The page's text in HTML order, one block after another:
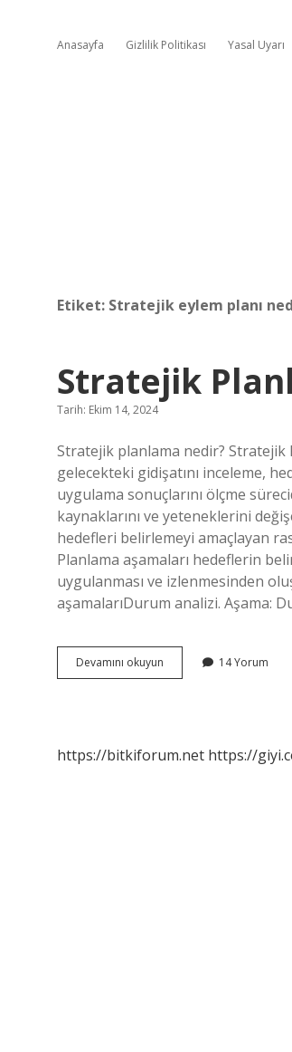
Anasayfa Gizlilik Politikası Yasal Uyarı
Etiket: Stratejik eylem planı
Stratejik
Tarih: Ekim 14, 2024
Stratejik planlama nedir?
gelecekteki gidişatını inceleme,
uygulama sonuçlarını ölçme
kaynaklarını ve yeteneklerini
hedefleri belirlemeyi amaçlayan
Planlama aşamaları hedeflerin
uygulanması ve izlenmesinden
aşamalarıDurum analizi. Aşama:
Devamını okuyun Stratejik
Planlama
14 Yorum
https://bitkiforum.net https://